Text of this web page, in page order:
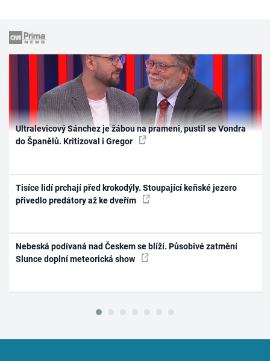
Ultralevicový Sánchez je žábou na prameni, pustil se Vondra
do Španělů. Kritizoval i Gregor
Tisíce lidí prchají před krokodýly. Stoupající keňské jezero
přivedlo predátory až ke dveřím
Nebeská podívaná nad Českem se blíží. Působivé zatmění
Slunce doplní meteorická show